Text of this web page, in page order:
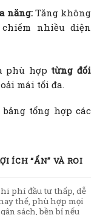
năng:Tăng không
nhiều diện
phù hợp từng đối
mái tối đa.
tổng hợp các
ÍCH “ẨN” VÀ ROI
phí đầu tư thấp, dễ
thế, phù hợp mọi
sách, bền bỉ nếu